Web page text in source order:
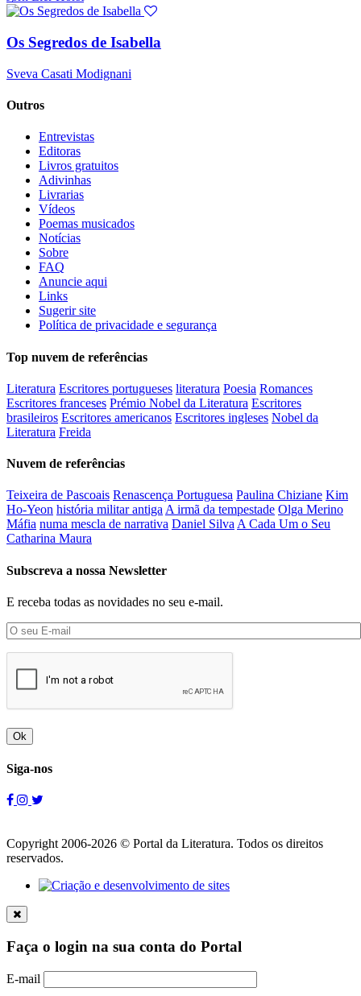
Os Segredos de Isabella
Sveva Casati Modignani
Outros
Entrevistas
Editoras
Livros gratuitos
Adivinhas
Livrarias
Vídeos
Poemas musicados
Notícias
Sobre
FAQ
Anuncie aqui
Links
Sugerir site
Política de privacidade e segurança
Top nuvem de referências
Literatura Escritores portugueses literatura Poesia Romances
Escritores franceses Prémio Nobel da Literatura Escritores
brasileiros Escritores americanos Escritores ingleses Nobel da
Literatura Freida
Nuvem de referências
Teixeira de Pascoais Renascença Portuguesa Paulina Chiziane Kim
Ho-Yeon história militar antiga A irmã da tempestade Olga Merino
Máfia numa mescla de narrativa Daniel Silva A Cada Um o Seu
Catharina Maura
Subscreva a nossa Newsletter
E receba todas as novidades no seu e-mail.
Ok
Siga-nos
Copyright 2006-2026 © Portal da Literatura. Todos os direitos
reservados.
Faça o login na sua conta do Portal
E-mail